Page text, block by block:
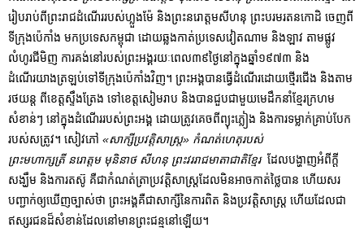
រៀបរាប់ពីព្រះរាជដំណើររបស់ហ្លួងម៉ែ​ និងព្រះនរោត្តមសីហនុ ព្រះបរមរតនកោដិ ចេញពី
ទីក្រុងប៉េកាំង មកប្រទេសកម្ពុជា ដោយឆ្លងកាត់ប្រទេសវៀតណាម និងឡាវ តាមផ្លូវ
លំហូរជីមិញ ការគង់នៅរបស់ព្រះអង្គរយៈពេល៣៩ថ្ងៃ​នៅក្នុងឆ្នាំ១៩៧៣ និង
ដំណើរយាងត្រឡប់ទៅទីក្រុងប៉េកាំងវិញ។ ព្រះអង្គបានធ្វើដំណើរដោយថ្មើរជើង និងតាម
រថយន្ត ពីខេត្តស្ទឹងត្រែង ទៅខេត្តសៀមរាប​ និងបានជួបជាមួយមេដឹកនាំខ្មែរក្រហម
សំខាន់ៗ នៅក្នុងដំណើររបស់ព្រះអង្គ ដោយត្រូវគេចពីព្យុះភ្លៀង និងការទម្លាក់គ្រាប់បែក
របស់សត្រូវ។ សៀវភៅ «សាក្សីប្រវត្តិសាស្រ្ត» កំណត់ហេតុរបស់
ព្រះមហាក្សត្រី នរោត្តម មុនិនាថ សីហនុ ព្រះវររាជមាតាជាតិខ្មែរដែលបង្ហាញអំពីក្តី
សង្ឃឹម និងការតស៊ូ គឺជាកំណត់ត្រាប្រវត្តិសាស្រ្តដែលមិនអាចកាត់ថ្លៃបាន ហើយសរ
បញ្ជាក់ឲ្យឃើញច្បាស់ថា​ ព្រះអង្គគឺជាសាក្សីនៃការពិត និងប្រវត្តិសាស្រ្ត ហើយដែលជា
ឥស្សរជនដ៏សំខាន់ដែលនៅមានព្រះជន្មនៅឡើយ។